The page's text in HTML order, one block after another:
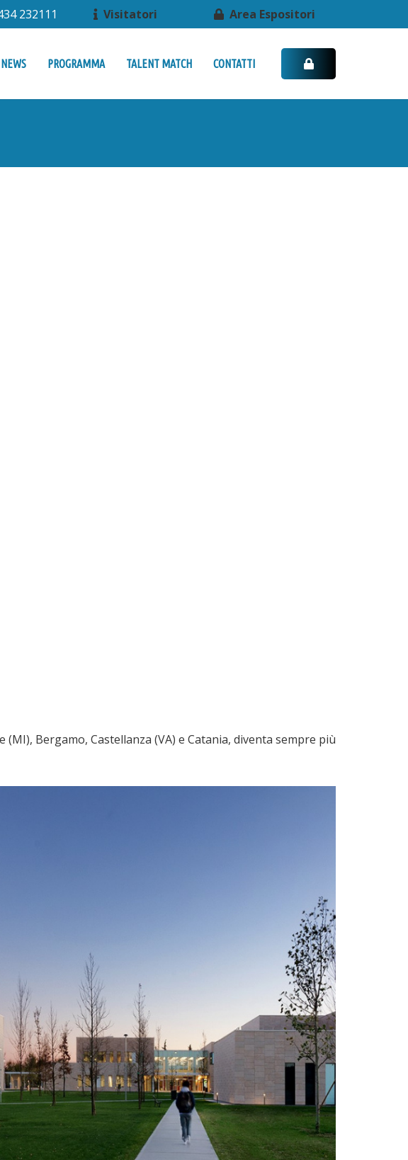
232111 Visitatori Area Espositori
NEWS PROGRAMMA TALENT MATCH CONTATTI
Bergamo, Castellanza (VA) e Catania, diventa sempre più